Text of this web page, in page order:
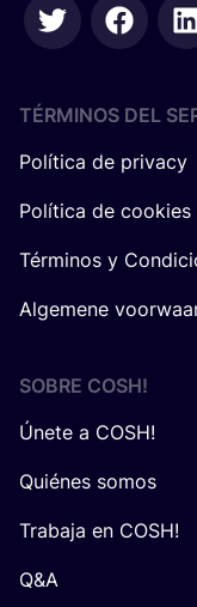
TÉRMINOS DEL
Política de privacy
Política de cookies
Términos y
Algemene
SOBRE COSH!
Únete a COSH!
Quiénes somos
Trabaja en COSH!
Q&A